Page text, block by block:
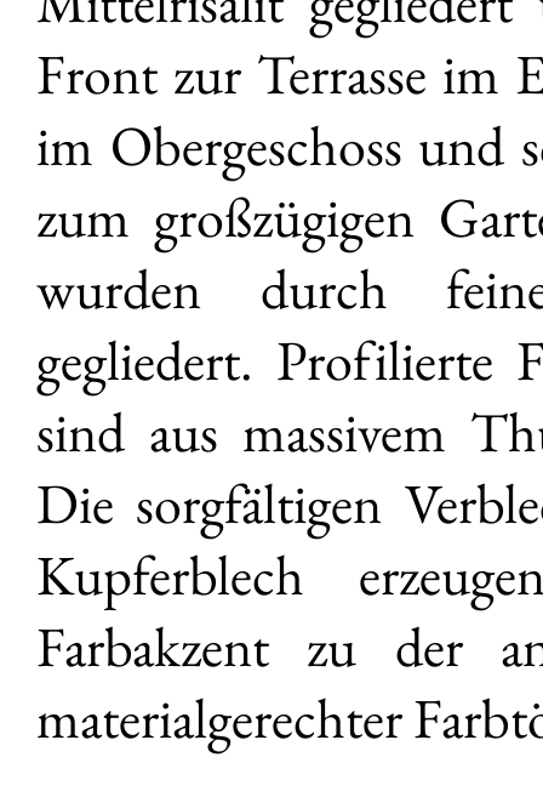
Front zur Terrasse im
im Obergeschoss und
zum großzügigen
wurden durch
gegliedert. Profilierte
sind aus massivem
Die sorgfältigen
Kupferblech
Farbakzent zu der
materialgerechter